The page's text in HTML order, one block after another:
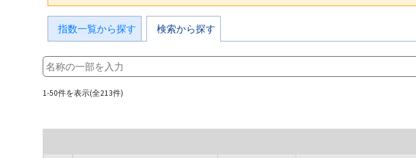
指数一覧から探す 検索から探す
1-50件を表示(全213件)